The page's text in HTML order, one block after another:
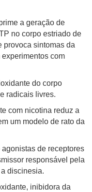
a geração de
no corpo estriado de
provoca sintomas da
com
do corpo
radicais livres.
com nicotina reduz a
um modelo de rato da
de receptores
responsável pela
discinesia.
inibidora da